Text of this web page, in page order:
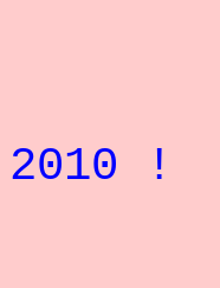
Un
2010 !